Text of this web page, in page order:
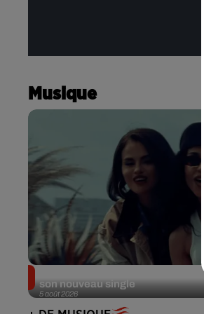
Musique
5 août 2026
Benny Blanco invite Selena
son nouveau single